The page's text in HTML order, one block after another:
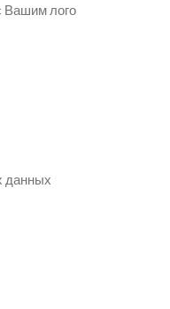
Вашим лого
данных